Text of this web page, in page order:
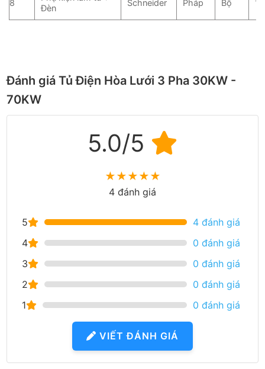
8
Đèn
Schneider Pháp Bộ 1
Đánh giá Tủ Điện Hòa Lưới 3 Pha 30KW -
70KW
5.0/5
★★★★★
4 đánh giá
5
4 đánh giá
4
0 đánh giá
3
0 đánh giá
2
0 đánh giá
1
0 đánh giá
VIẾT ĐÁNH GIÁ